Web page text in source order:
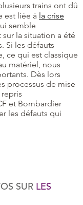
trains ont dû
est liée à la crise
semble
la situation a été
Si les défauts
ce qui est classique
matériel, nous
Dès lors
processus de mise
et Bombardier
les défauts qui
SUR LES